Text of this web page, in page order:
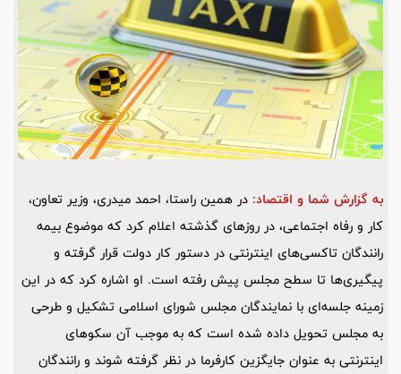
به گزارش شما و اقتصاد: در همین راستا، احمد میدری، وزیر تعاون،
کار و رفاه اجتماعی، در روزهای گذشته اعلام کرد که موضوع بیمه
رانندگان تاکسی‌های اینترنتی در دستور کار دولت قرار گرفته و
پیگیری‌ها تا سطح مجلس پیش رفته است. او اشاره کرد که در این
زمینه جلسه‌ای با نمایندگان مجلس شورای اسلامی تشکیل و طرحی
به مجلس تحویل داده شده است که به موجب آن سکوهای
اینترنتی به عنوان جایگزین کارفرما در نظر گرفته شوند و رانندگان